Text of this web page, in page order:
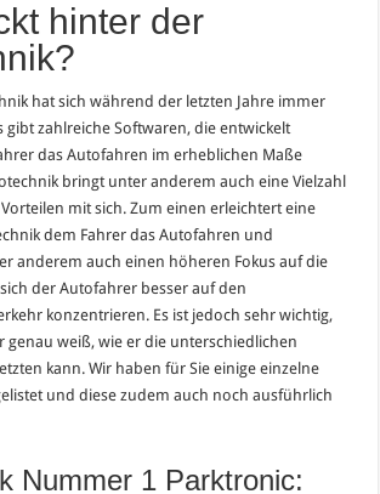
hinter der
hat sich während der letzten Jahre immer
gibt zahlreiche Softwaren, die entwickelt
das Autofahren im erheblichen Maße
bringt unter anderem auch eine Vielzahl
mit sich. Zum einen erleichtert eine
dem Fahrer das Autofahren und
anderem auch einen höheren Fokus auf die
der Autofahrer besser auf den
konzentrieren. Es ist jedoch sehr wichtig,
genau weiß, wie er die unterschiedlichen
kann. Wir haben für Sie einige einzelne
und diese zudem auch noch ausführlich
Nummer 1 Parktronic: